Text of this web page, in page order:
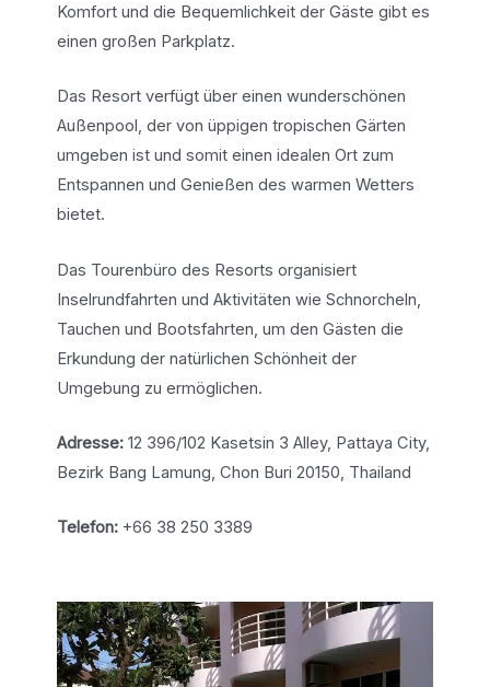
Komfort und die Bequemlichkeit der Gäste gibt es
einen großen Parkplatz.
Das Resort verfügt über einen wunderschönen
Außenpool, der von üppigen tropischen Gärten
umgeben ist und somit einen idealen Ort zum
Entspannen und Genießen des warmen Wetters
bietet.
Das Tourenbüro des Resorts organisiert
Inselrundfahrten und Aktivitäten wie Schnorcheln,
Tauchen und Bootsfahrten, um den Gästen die
Erkundung der natürlichen Schönheit der
Umgebung zu ermöglichen.
Adresse:12 396/102 Kasetsin 3 Alley, Pattaya City,
Bezirk Bang Lamung, Chon Buri 20150, Thailand
Telefon:+66 38 250 3389